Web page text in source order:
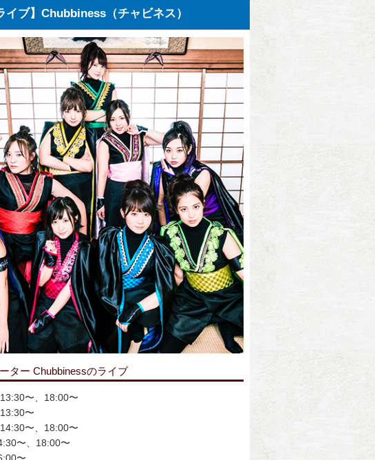
イブ】Chubbiness（チャビネス）
ター Chubbinessのライブ
〜、18:00〜
〜
〜、18:00〜
〜、18:00〜